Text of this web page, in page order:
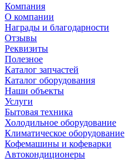
Компания
О компании
Награды и благодарности
Отзывы
Реквизиты
Полезное
Каталог запчастей
Каталог оборудования
Наши объекты
Услуги
Бытовая техника
Холодильное оборудование
Климатическое оборудование
Кофемашины и кофеварки
Автокондиционеры